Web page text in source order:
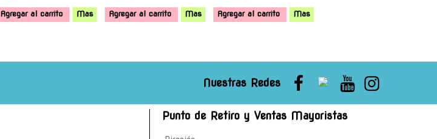
Agregar al carrito Mas Agregar al carrito Mas Agregar al carrito Mas
Nuestras Redes
Punto de Retiro y Ventas Mayoristas